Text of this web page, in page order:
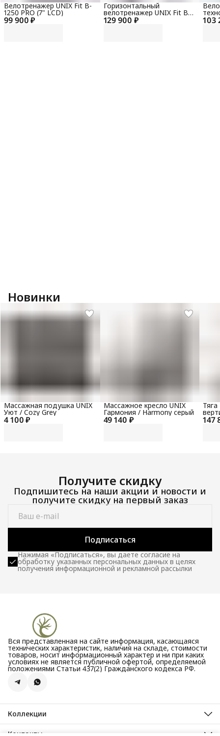
99 900 ₽
Велотренажер UNIX Fit B-
1250 PRO (7" LCD)
129 900 ₽
Горизонтальный
велотренажер UNIX Fit B-
1250 PRO (7" LCD) 103
Новинки
4 100 ₽
Массажная подушка UNIX
Уют / Cozy Grey
49 140 ₽
Массажное кресло UNIX
Гармония / Harmony серый
147
100
Получите скидку
Подпишитесь на наши акции и новости и
получите скидку на первый заказ
Подписаться
Нажимая «Подписаться», вы даете согласие на
обработку указанных персональных данных в целях
получения информационной и рекламной рассылки
Вся представленная на сайте информация, касающаяся
технических характеристик, наличия на складе, стоимости
товаров, носит информационный характер и ни при каких
условиях не является публичной офертой, определяемой
положениями Статьи 437(2) Гражданского кодекса РФ.
Коллекции
Все новости
Акции
Контакты